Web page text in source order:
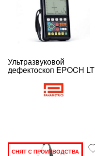
Ультразвуковой
дефектоскоп EPOCH LT
СНЯТ С ПРОИЗВОДСТВА